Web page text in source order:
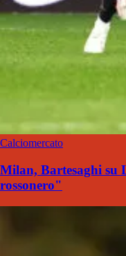
Calciomercato
Milan, Bartesaghi su
rossonero"